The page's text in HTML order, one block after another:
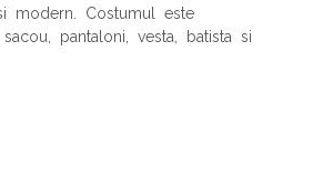
modern. Costumul este
pantaloni, vesta, batista si